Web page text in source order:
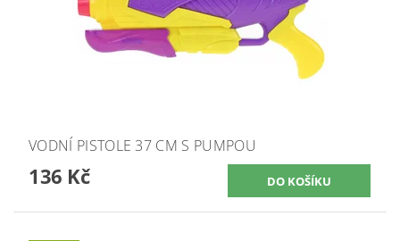
VODNÍ PISTOLE 37 CM S PUMPOU
136 Kč